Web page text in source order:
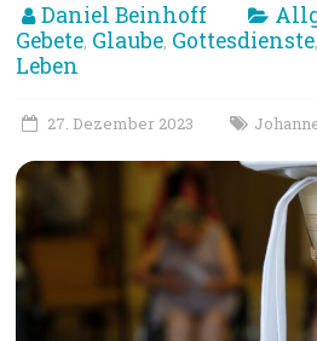
Daniel Beinhoff
Gebete, Glaube, Gottesdienste,
Leben
27. Dezember 2023